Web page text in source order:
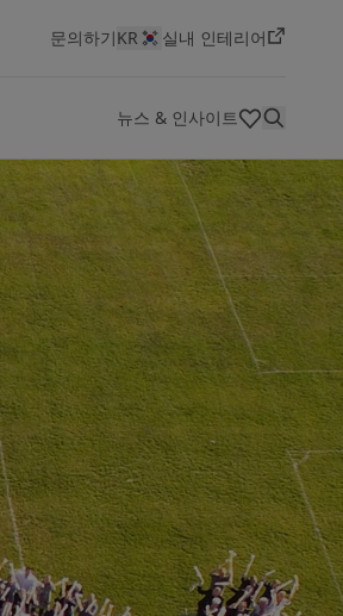
문의하기KR 실내 인테리어
뉴스 & 인사이트
트 및 도료 제조사로, 최고의 품질과
을 바탕으로 성장해 왔습니다. 지난
징적인 건축물부터 아름다운 주거 공
한 자산을 보호해 왔습니다.
인
개요
대리점
술 문서
Insider
혁신적인 환경에서 도전적이고 보람
분들에게 최고의 직장입니다. 새로
신만의 임팩트를 만들어보세요